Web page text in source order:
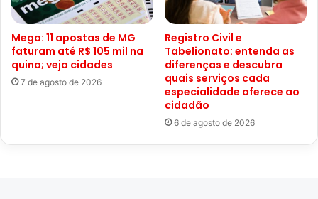
Mega: 11 apostas de MG
faturam até R$ 105 mil na
quina; veja cidades
7 de agosto de 2026
Registro Civil e
Tabelionato: entenda as
diferenças e descubra
quais serviços cada
especialidade oferece ao
cidadão
6 de agosto de 2026